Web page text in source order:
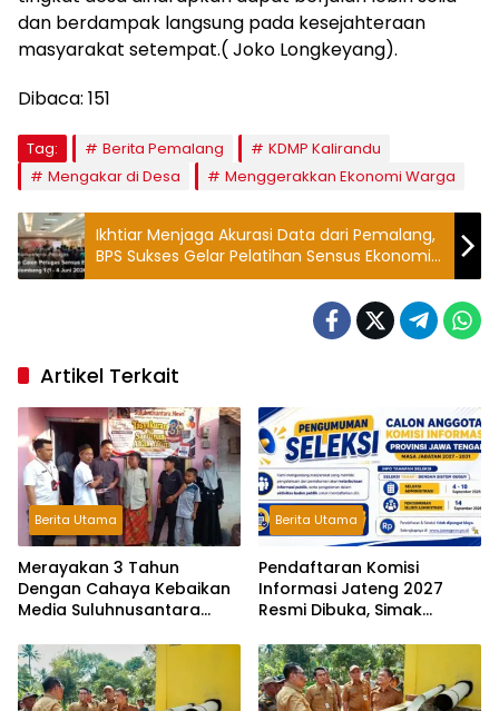
dan berdampak langsung pada kesejahteraan
masyarakat setempat.( Joko Longkeyang).
Dibaca: 151
Tag: Berita Pemalang
KDMP Kalirandu
Mengakar di Desa
Menggerakkan Ekonomi Warga
Ikhtiar Menjaga Akurasi Data dari Pemalang,
BPS Sukses Gelar Pelatihan Sensus Ekonomi
Tahap Pertama
Artikel Terkait
Berita Utama
Merayakan 3 Tahun
Dengan Cahaya Kebaikan
Media Suluhnusantara
Santunan Anak Yatim
Berita Utama
Pendaftaran Komisi
Informasi Jateng 2027
Resmi Dibuka, Simak